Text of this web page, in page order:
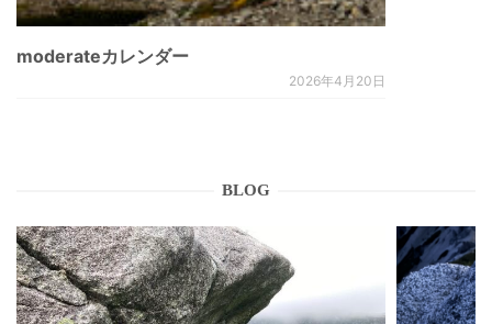
moderateカレンダー
2026年4月20日
BLOG